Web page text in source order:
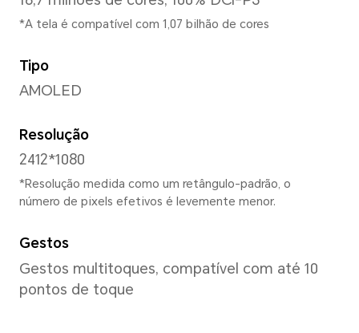
Espessura
7,12 mm
Peso
Aprox. 174 g (incluindo a
diferentes configurações,
métodos de medição.